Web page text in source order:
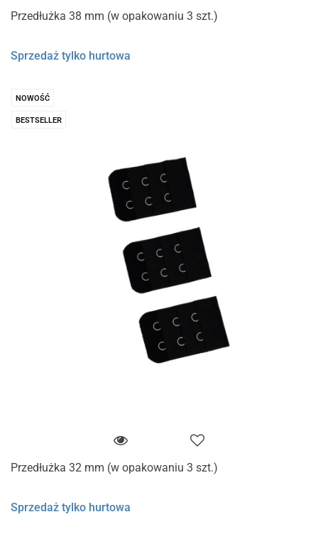
Przedłużka 38 mm (w opakowaniu 3 szt.)
Sprzedaż tylko hurtowa
NOWOŚĆ
BESTSELLER
Przedłużka 32 mm (w opakowaniu 3 szt.)
Sprzedaż tylko hurtowa